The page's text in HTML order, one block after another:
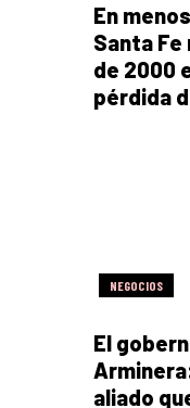
En
Santa
de 2000
pérdida
NEGOCIOS
El
aliado